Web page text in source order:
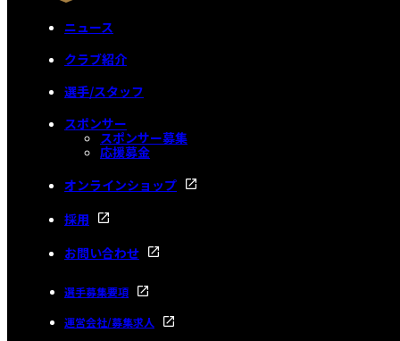
ニュース
クラブ紹介
選手/スタッフ
スポンサー
スポンサー募集
応援募金
オンラインショップ
採用
お問い合わせ
選手募集要項
運営会社/募集求人